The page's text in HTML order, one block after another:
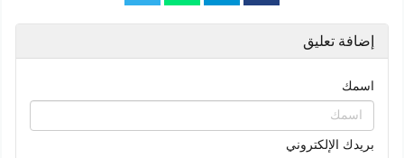
إضافة تعليق
اسمك
بريدك الإلكتروني